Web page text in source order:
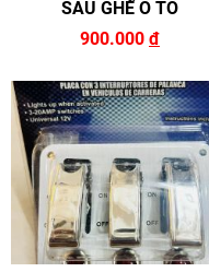
SAU GHẾ Ô TÔ
900.000 đ